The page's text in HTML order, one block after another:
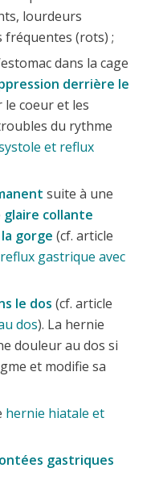
lourdeurs
fréquentes (rots) ;
dans la cage
derrière le
coeur et les
du rythme
et reflux
suite à une
glaire collante
gorge (cf. article
reflux gastrique avec
le dos (cf. article
dos). La hernie
douleur au dos si
et modifie sa
hernie hiatale et
gastriques